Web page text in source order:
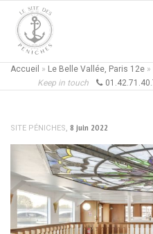
Accueil » Le Belle Vallée, Paris 12e »
Keep in touch
SITE PÉNICHES, 8 juin 2022